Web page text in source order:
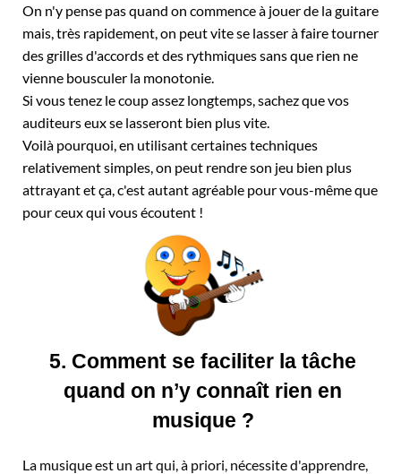
On n'y pense pas quand on commence à jouer de la guitare
mais, très rapidement, on peut vite se lasser à faire tourner
des grilles d'accords et des rythmiques sans que rien ne
vienne bousculer la monotonie.
Si vous tenez le coup assez longtemps, sachez que vos
auditeurs eux se lasseront bien plus vite.
Voilà pourquoi, en utilisant certaines techniques
relativement simples, on peut rendre son jeu bien plus
attrayant et ça, c'est autant agréable pour vous-même que
pour ceux qui vous écoutent !
5. Comment se faciliter la tâche
quand on n’y connaît rien en
musique ?
La musique est un art qui, à priori, nécessite d'apprendre,